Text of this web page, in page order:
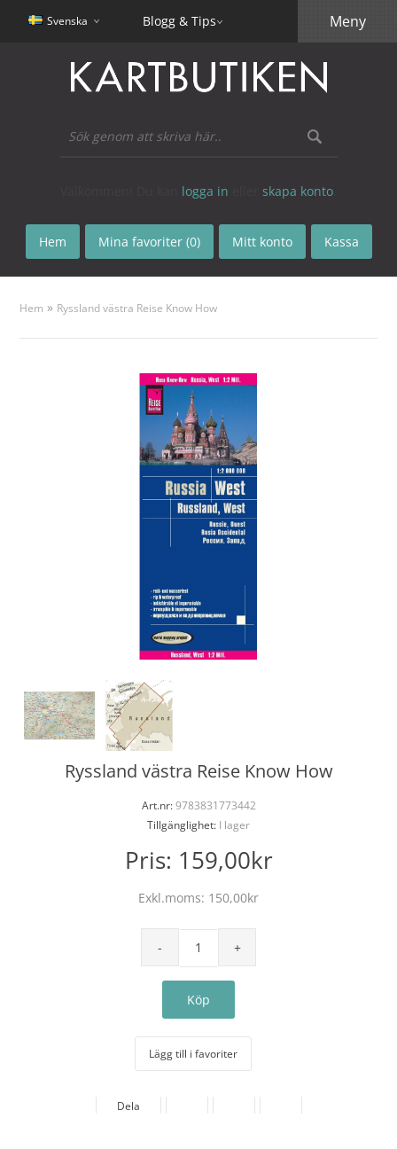
Svenska Blogg & Tips
logga in skapa konto
Hem Mina favoriter (0) Mitt konto Kassa
Meny
Hem » Ryssland västra Reise Know How
Ryssland västra Reise Know How
Art.nr:9783831773442
Tillgänglighet: I lager
Pris: 159,00kr
Exkl.moms: 150,00kr
Lägg till i favoriter
Dela